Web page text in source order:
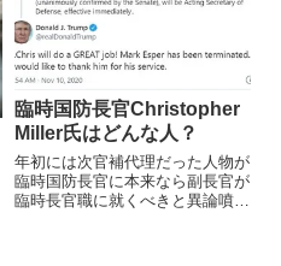
臨時国防長官Christopher
Miller氏はどんな人？
年初には次官補代理だった人物が
臨時国防長官に本来なら副長官が
臨時長官職に就くべきと異論噴出